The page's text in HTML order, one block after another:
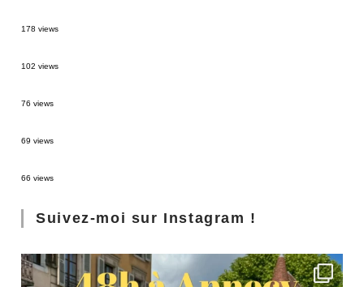
178 views
102 views
76 views
69 views
66 views
Suivez-moi sur Instagram !